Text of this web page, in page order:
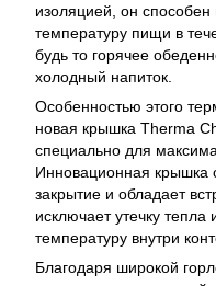
изоляцией, он
температуру пищи в
будь то горячее
холодный напиток.
Особенностью этого
новая крышка Therma
специально для
Инновационная крышка
закрытие и обладает
исключает утечку
температуру внутри
Благодаря широкой